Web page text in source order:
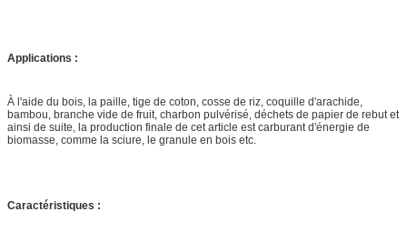
Applications :
À l'aide du bois, la paille, tige de coton, cosse de riz, coquille d'arachide,
bambou, branche vide de fruit, charbon pulvérisé, déchets de papier de rebut et
ainsi de suite, la production finale de cet article est carburant d'énergie de
biomasse, comme la sciure, le granule en bois etc.
Caractéristiques :